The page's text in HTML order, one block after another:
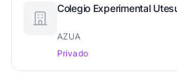
Colegio Experimental
AZUA
Privado